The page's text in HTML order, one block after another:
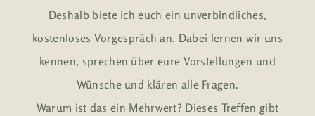
Deshalb biete ich euch ein unverbindliches,
kostenloses Vorgespräch an. Dabei lernen wir uns
kennen, sprechen über eure Vorstellungen und
Wünsche und klären alle Fragen.
Warum ist das ein Mehrwert? Dieses Treffen gibt